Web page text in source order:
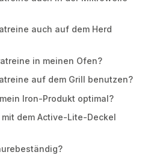
auch auf dem Herd
in meinen Ofen?
auf dem Grill benutzen?
Iron-Produkt optimal?
dem Active-Lite-Deckel